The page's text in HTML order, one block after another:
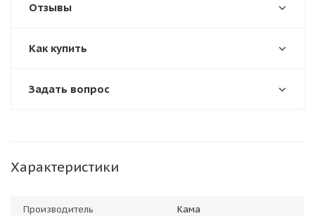
Отзывы
Как купить
Задать вопрос
Характеристики
Производитель Кама